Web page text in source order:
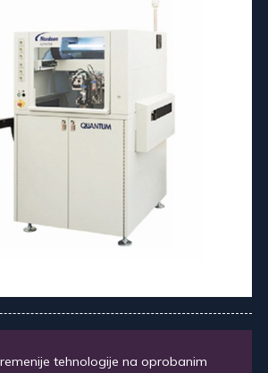
tehnologije na oprobanim